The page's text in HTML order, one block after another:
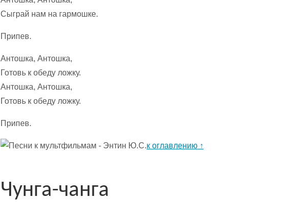
Сыграй нам на гармошке.
Припев.
Антошка, Антошка,
Готовь к обеду ложку.
Антошка, Антошка,
Готовь к обеду ложку.
Припев.
к оглавлению ↑
Чунга-чанга